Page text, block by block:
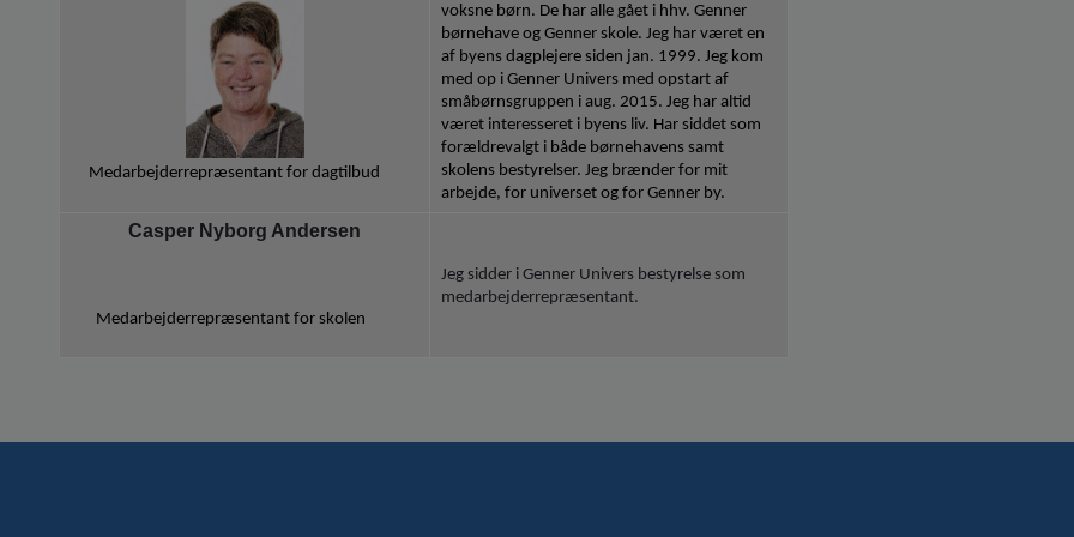
Medarbejderrepræsentant for dagtilbud
voksne børn. De har alle gået i hhv. Genner
børnehave og Genner skole. Jeg har været en
af byens dagplejere siden jan. 1999. Jeg kom
med op i Genner Univers med opstart af
småbørnsgruppen i aug. 2015. Jeg har altid
været interesseret i byens liv. Har siddet som
forældrevalgt i både børnehavens samt
skolens bestyrelser. Jeg brænder for mit
arbejde, for universet og for Genner by.
Casper Nyborg Andersen
Medarbejderrepræsentant for skolen
Jeg sidder i Genner Univers bestyrelse som
medarbejderrepræsentant.